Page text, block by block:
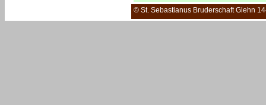
© St. Sebastianus Bruderschaft Glehn